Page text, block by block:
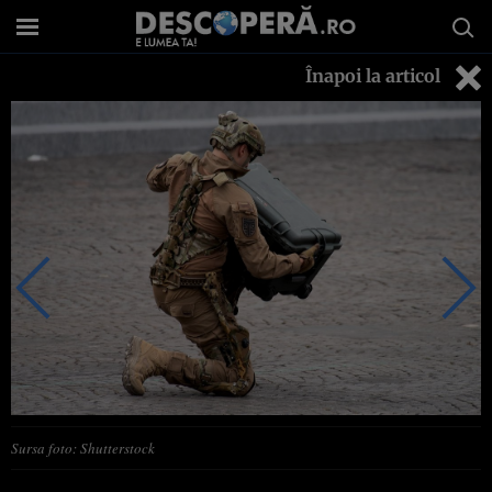
Înapoi la articol
Sursa foto: Shutterstock